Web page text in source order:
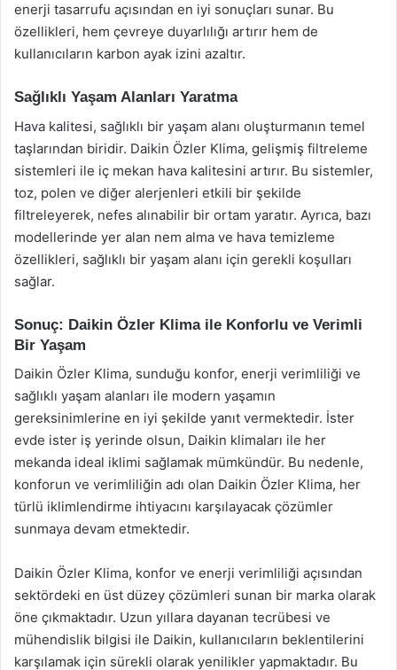
enerji tasarrufu açısından en iyi sonuçları sunar. Bu
özellikleri, hem çevreye duyarlılığı artırır hem de
kullanıcıların karbon ayak izini azaltır.
Sağlıklı Yaşam Alanları Yaratma
Hava kalitesi, sağlıklı bir yaşam alanı oluşturmanın temel
taşlarından biridir. Daikin Özler Klima, gelişmiş filtreleme
sistemleri ile iç mekan hava kalitesini artırır. Bu sistemler,
toz, polen ve diğer alerjenleri etkili bir şekilde
filtreleyerek, nefes alınabilir bir ortam yaratır. Ayrıca, bazı
modellerinde yer alan nem alma ve hava temizleme
özellikleri, sağlıklı bir yaşam alanı için gerekli koşulları
sağlar.
Sonuç: Daikin Özler Klima ile Konforlu ve Verimli
Bir Yaşam
Daikin Özler Klima, sunduğu konfor, enerji verimliliği ve
sağlıklı yaşam alanları ile modern yaşamın
gereksinimlerine en iyi şekilde yanıt vermektedir. İster
evde ister iş yerinde olsun, Daikin klimaları ile her
mekanda ideal iklimi sağlamak mümkündür. Bu nedenle,
konforun ve verimliliğin adı olan Daikin Özler Klima, her
türlü iklimlendirme ihtiyacını karşılayacak çözümler
sunmaya devam etmektedir.
Daikin Özler Klima, konfor ve enerji verimliliği açısından
sektördeki en üst düzey çözümleri sunan bir marka olarak
öne çıkmaktadır. Uzun yıllara dayanan tecrübesi ve
mühendislik bilgisi ile Daikin, kullanıcıların beklentilerini
karşılamak için sürekli olarak yenilikler yapmaktadır. Bu